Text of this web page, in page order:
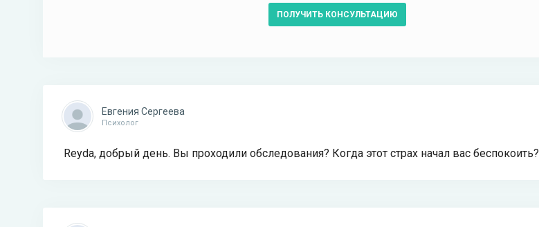
ПОЛУЧИТЬ КОНСУЛЬТАЦИЮ
Евгения Сергеева
Психолог
Reyda, добрый день. Вы проходили обследования? Когда этот страх начал вас беспокоить?